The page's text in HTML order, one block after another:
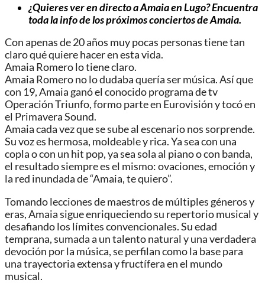
¿Quieres ver en directo a Amaia en Lugo? Encuentra
toda la info de los próximos conciertos de Amaia.
Con apenas de 20 años muy pocas personas tiene tan
claro qué quiere hacer en esta vida.
Amaia Romero lo tiene claro.
Amaia Romero no lo dudaba quería ser música. Así que
con 19, Amaia ganó el conocido programa de tv
Operación Triunfo, formo parte en Eurovisión y tocó en
el Primavera Sound.
Amaia cada vez que se sube al escenario nos sorprende.
Su voz es hermosa, moldeable y rica. Ya sea con una
copla o con un hit pop, ya sea sola al piano o con banda,
el resultado siempre es el mismo: ovaciones, emoción y
la red inundada de “Amaia, te quiero”.
Tomando lecciones de maestros de múltiples géneros y
eras, Amaia sigue enriqueciendo su repertorio musical y
desafiando los límites convencionales. Su edad
temprana, sumada a un talento natural y una verdadera
devoción por la música, se perfilan como la base para
una trayectoria extensa y fructífera en el mundo
musical.